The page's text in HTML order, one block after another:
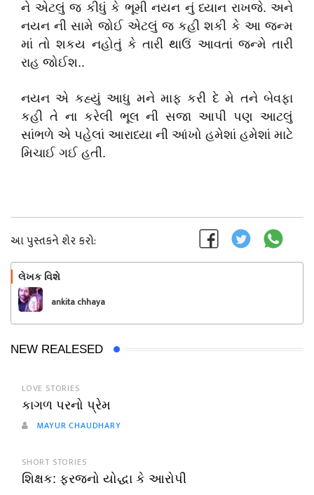
ને એટલું જ કીધું કે ભૂમી નયન નું ધ્યાન રાખજે. અને
નયન ની સામે જોઈ એટલું જ કહી શકી કે આ જન્મ
માં તો શકય નહોતું કે તારી થાઉં આવતાં જન્મે તારી
રાહ જોઈશ..
નયન એ કહ્યું આધુ મને માફ કરી દે મે તને બેવફા
કહી તે ના કરેલી ભૂલ ની સજા આપી પણ આટલું
સાંભળે એ પહેલાં આરાધ્યા ની આંખો હમેશાં હમેશાં માટે
મિચાઈ ગઈ હતી.
આ પુસ્તકને શેર કરો:
લેખક વિશે
ankita chhaya
NEW REALESED
LOVE STORIES
કાગળ પરનો પ્રેમ
MAYUR CHAUDHARY
SHORT STORIES
શિક્ષક: ફરજનો યોદ્ધા કે આરોપી